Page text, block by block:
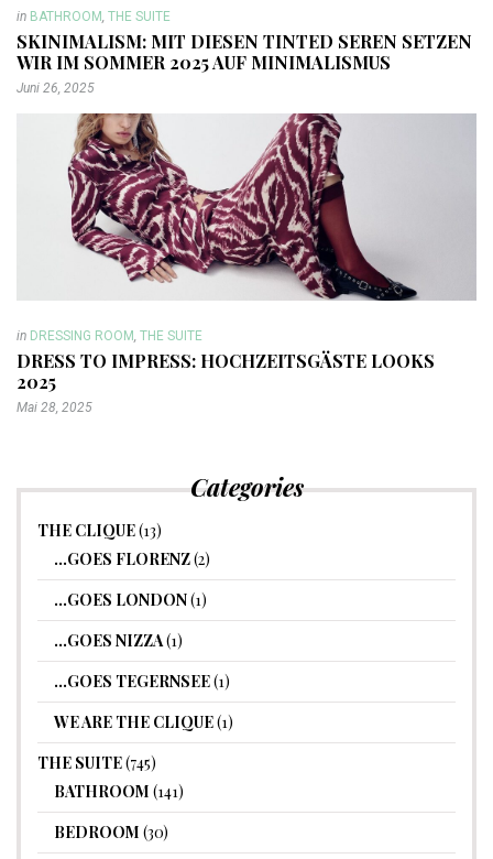
in BATHROOM THE SUITE
SKINIMALISM: MIT DIESEN TINTED SEREN SETZEN
WIR IM SOMMER 2025 AUF MINIMALISMUS
Juni 26, 2025
in DRESSING ROOM THE SUITE
DRESS TO IMPRESS: HOCHZEITSGÄSTE LOOKS
2025
Mai 28, 2025
Categories
THE CLIQUE(13)
…GOES FLORENZ(2)
…GOES LONDON(1)
…GOES NIZZA(1)
…GOES TEGERNSEE(1)
WE ARE THE CLIQUE(1)
THE SUITE(745)
BATHROOM (141)
BEDROOM (30)